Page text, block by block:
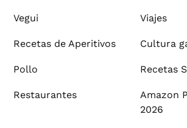
Vegui Viajes
Recetas de Aperitivos Cultura
Pollo Recetas
Restaurantes
Amazon
2026